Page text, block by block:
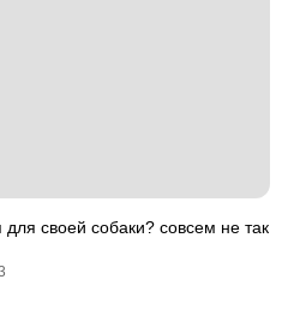
своей собаки? совсем не так